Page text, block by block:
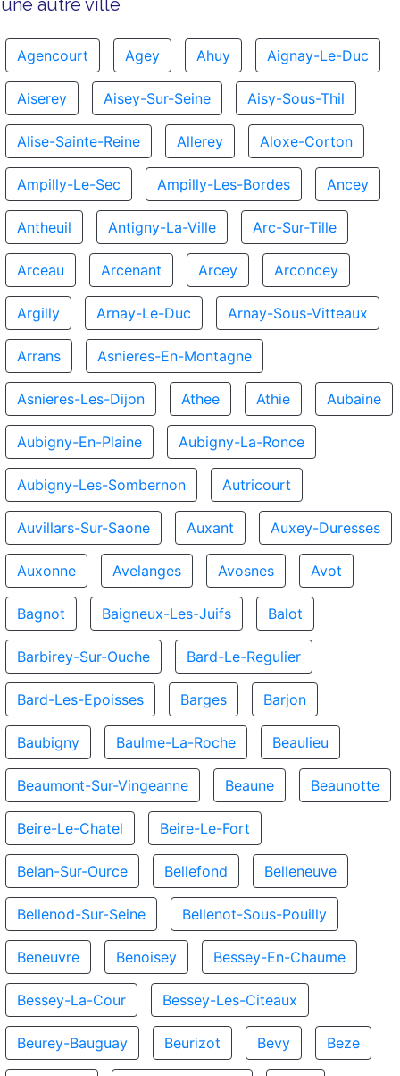
une autre ville
Agencourt Agey Ahuy Aignay-Le-Duc
Aiserey Aisey-Sur-Seine Aisy-Sous-Thil
Alise-Sainte-Reine Allerey Aloxe-Corton
Ampilly-Le-Sec Ampilly-Les-Bordes Ancey
Antheuil Antigny-La-Ville Arc-Sur-Tille
Arceau Arcenant Arcey Arconcey
Argilly Arnay-Le-Duc Arnay-Sous-Vitteaux
Arrans Asnieres-En-Montagne
Asnieres-Les-Dijon Athee Athie Aubaine
Aubigny-En-Plaine Aubigny-La-Ronce
Aubigny-Les-Sombernon Autricourt
Auvillars-Sur-Saone Auxant Auxey-Duresses
Auxonne Avelanges Avosnes Avot
Bagnot Baigneux-Les-Juifs Balot
Barbirey-Sur-Ouche Bard-Le-Regulier
Bard-Les-Epoisses Barges Barjon
Baubigny Baulme-La-Roche Beaulieu
Beaumont-Sur-Vingeanne Beaune Beaunotte
Beire-Le-Chatel Beire-Le-Fort
Belan-Sur-Ource Bellefond Belleneuve
Bellenod-Sur-Seine Bellenot-Sous-Pouilly
Beneuvre Benoisey Bessey-En-Chaume
Bessey-La-Cour Bessey-Les-Citeaux
Beurey-Bauguay Beurizot Bevy Beze